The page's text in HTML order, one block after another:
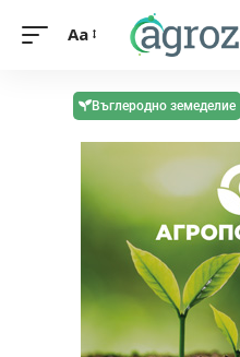
Aa
Въглеродно земеделие